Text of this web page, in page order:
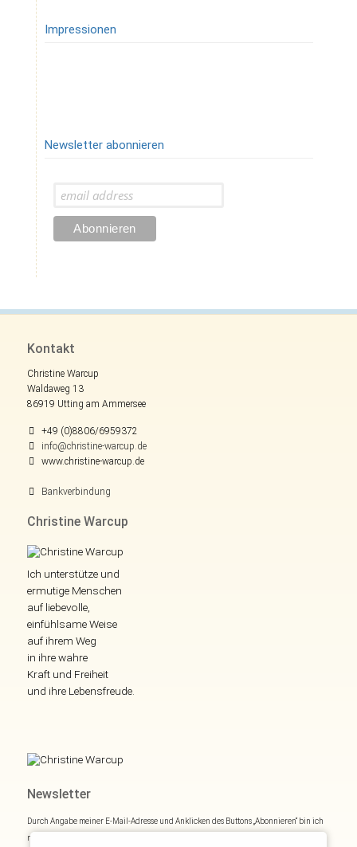
Impressionen
Newsletter abonnieren
Kontakt
Christine Warcup
Waldaweg 13
86919 Utting am Ammersee
+49 (0)8806/6959372
info@christine-warcup.de
www.christine-warcup.de
Bankverbindung
Christine Warcup
Ich unterstütze und
ermutige Menschen
auf liebevolle,
einfühlsame Weise
auf ihrem Weg
in ihre wahre
Kraft und Freiheit
und ihre Lebensfreude.
Newsletter
Durch Angabe meiner E-Mail-Adresse und Anklicken des Buttons „Abonnieren“ bin ich
mich mit